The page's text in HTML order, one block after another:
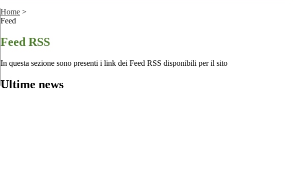
Home >
Feed
Feed RSS
In questa sezione sono presenti i link dei Feed RSS disponibili per il sito
Ultime news